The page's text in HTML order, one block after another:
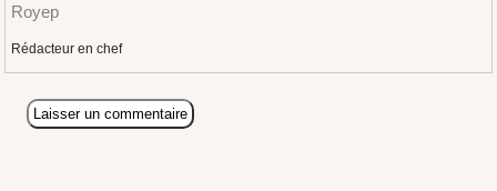
Royep
Rédacteur en chef